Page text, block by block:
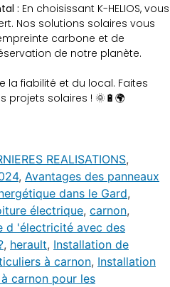
: En choisissant K-HELIOS, vous
Nos solutions solaires vous
carbone et de
de notre planète.
la fiabilité et du local. Faites
projets solaires ! 🌞🔋🌍
REALISATIONS,
, Avantages des panneaux
dans le Gard,
électrique, carnon,
d 'électricité avec des
, herault, Installation de
à carnon, Installation
carnon pour les